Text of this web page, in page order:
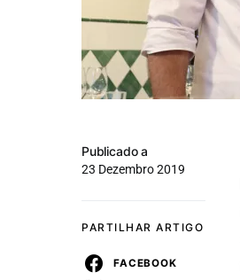
Publicado a
23 Dezembro 2019
PARTILHAR ARTIGO
FACEBOOK